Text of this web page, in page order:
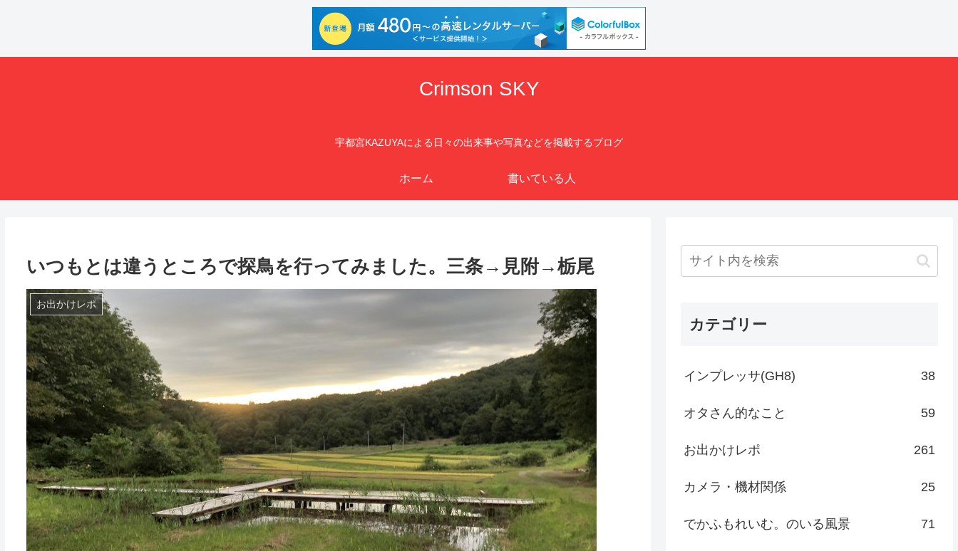
Crimson SKY
宇都宮KAZUYAによる日々の出来事や写真などを掲載するブログ
ホーム 書いている人
いつもとは違うところで探鳥を行ってみました。三条→見附→栃尾
お出かけレポ
カテゴリー
インプレッサ(GH8) 38
オタさん的なこと 59
お出かけレポ 261
カメラ・機材関係 25
でかふもれいむ。のいる風景 71